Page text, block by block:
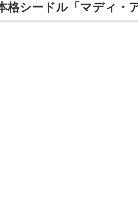
格シードル「マディ